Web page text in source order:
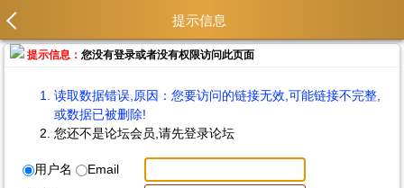
提示信息
提示信息：您没有登录或者没有权限访问此页面
读取数据错误,原因：您要访问的链接无效,可能链接不完整,
或数据已被删除!
您还不是论坛会员,请先登录论坛
用户名
Email